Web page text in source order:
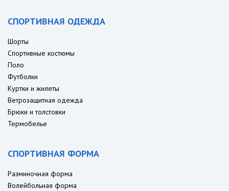
СПОРТИВНАЯ ОДЕЖДА
Шорты
Спортивные костюмы
Поло
Футболки
Куртки и жилеты
Ветрозащитная одежда
Брюки и толстовки
Термобелье
СПОРТИВНАЯ ФОРМА
Разминочная форма
Волейбольная форма